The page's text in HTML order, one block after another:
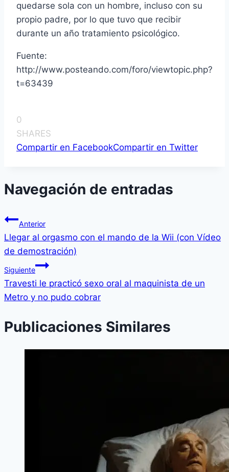
quedarse sola con un hombre, incluso con su
propio padre, por lo que tuvo que recibir
durante un año tratamiento psicológico.
Fuente:
http://www.posteando.com/foro/viewtopic.php?
t=63439
0
SHARES
Compartir en FacebookCompartir en Twitter
Navegación de entradas
Anterior
Llegar al orgasmo con el mando de la Wii (con Ví­deo
de demostración)
Siguiente
Travesti le practicó sexo oral al maquinista de un
Metro y no pudo cobrar
Publicaciones Similares